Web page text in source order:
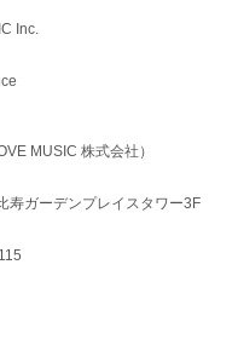
Inc.
MUSIC 株式会社）
寿ガーデンプレイスタワー3F